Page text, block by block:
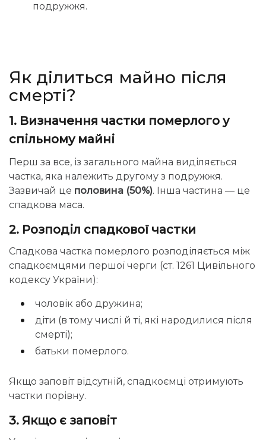
подружжя.
Як ділиться майно після
смерті?
1. Визначення частки померлого у
спільному майні
Перш за все, із загального майна виділяється
частка, яка належить другому з подружжя.
Зазвичай це половина (50%). Інша частина — це
спадкова маса.
2. Розподіл спадкової частки
Спадкова частка померлого розподіляється між
спадкоємцями першої черги (ст. 1261 Цивільного
кодексу України):
чоловік або дружина;
діти (в тому числі й ті, які народилися після
смерті);
батьки померлого.
Якщо заповіт відсутній, спадкоємці отримують
частки порівну.
3. Якщо є заповіт